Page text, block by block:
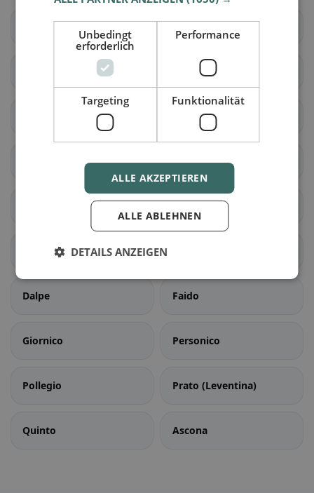
Arbedo-Castione Bellinzona
Sant'Antonino
Blenio
Airolo
Bedretto
Dalpe Faido
Giornico Personico
Pollegio Prato (Leventina)
Quinto Ascona
Unbedingt
erforderlich
Performance
Targeting Funktionalität
ALLE AKZEPTIEREN
ALLE ABLEHNEN
DETAILS ANZEIGEN